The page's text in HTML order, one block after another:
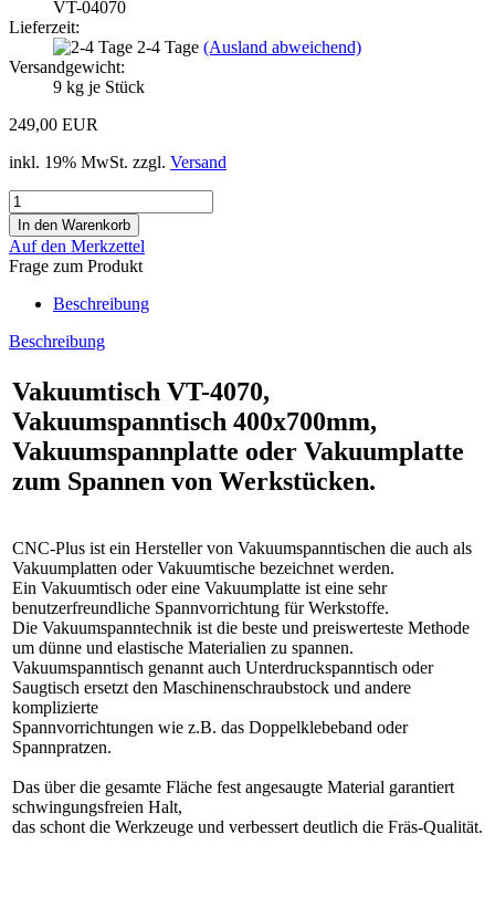
VT-04070
Lieferzeit:
2-4 Tage (Ausland abweichend)
Versandgewicht:
9 kg je Stück
249,00 EUR
inkl. 19% MwSt. zzgl. Versand
Auf den Merkzettel
Frage zum Produkt
Beschreibung
Beschreibung
Vakuumtisch VT-4070,
Vakuumspanntisch 400x700mm,
Vakuumspannplatte oder Vakuumplatte
zum Spannen von Werkstücken.
CNC-Plus ist ein Hersteller von Vakuumspanntischen die auch als
Vakuumplatten oder Vakuumtische bezeichnet werden.
Ein Vakuumtisch oder eine Vakuumplatte ist eine sehr
benutzerfreundliche Spannvorrichtung für Werkstoffe.
Die Vakuumspanntechnik ist die beste und preiswerteste Methode
um dünne und elastische Materialien zu spannen.
Vakuumspanntisch genannt auch Unterdruckspanntisch oder
Saugtisch ersetzt den Maschinenschraubstock und andere
komplizierte
Spannvorrichtungen wie z.B. das Doppelklebeband oder
Spannpratzen.
Das über die gesamte Fläche fest angesaugte Material garantiert
schwingungsfreien Halt,
das schont die Werkzeuge und verbessert deutlich die Fräs-Qualität.